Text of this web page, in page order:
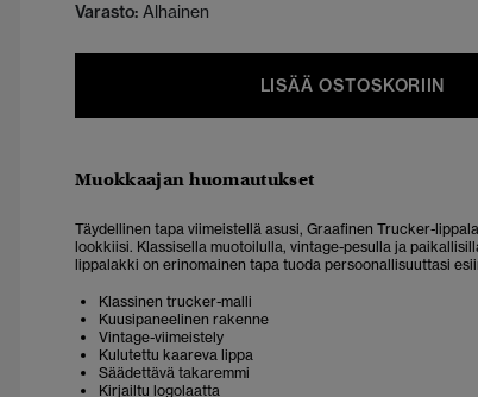
Varasto: Alhainen
LISÄÄ OSTOSKORIIN
Muokkaajan huomautukset
Täydellinen tapa viimeistellä asusi, Graafinen Trucker-
lookkiisi. Klassisella muotoilulla, vintage-pesulla ja
lippalakki on erinomainen tapa tuoda persoonallisuuttasi
Klassinen trucker-malli
Kuusipaneelinen rakenne
Vintage-viimeistely
Kulutettu kaareva lippa
Säädettävä takaremmi
Kirjailtu logolaatta